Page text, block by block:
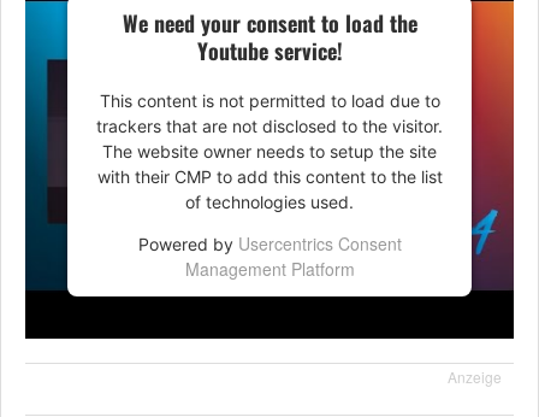
We need your consent to load the
Youtube service!
This content is not permitted to load due to
trackers that are not disclosed to the visitor.
The website owner needs to setup the site
with their CMP to add this content to the list
of technologies used.
Powered by Usercentrics Consent
Management Platform
Anzeige